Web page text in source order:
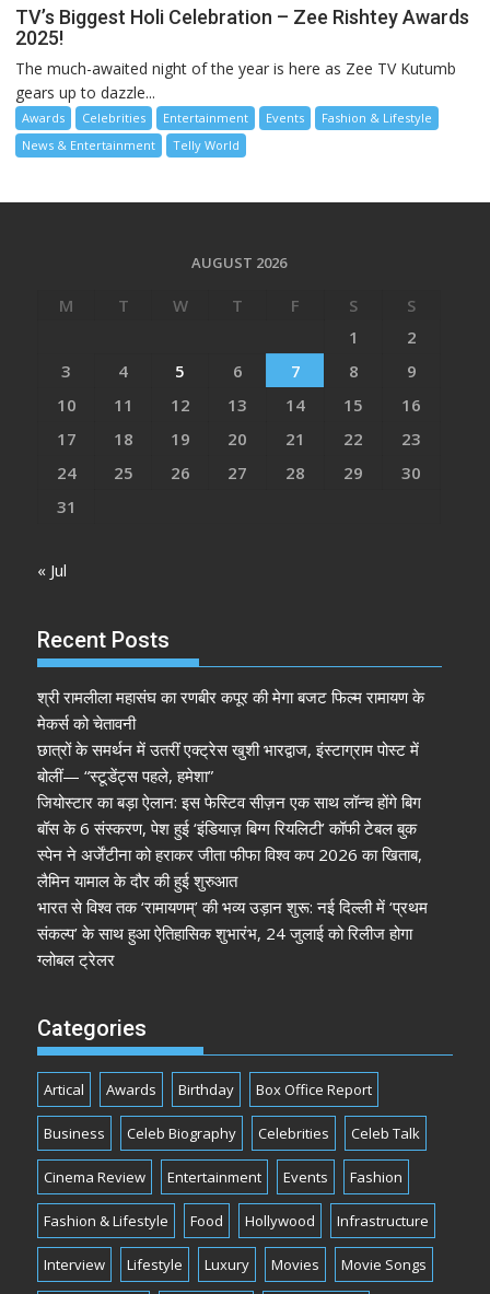
TV’s Biggest Holi Celebration – Zee Rishtey Awards
2025!
The much-awaited night of the year is here as Zee TV Kutumb
gears up to dazzle...
Awards Celebrities Entertainment Events
Fashion & Lifestyle
News & Entertainment
Telly World
AUGUST 2026
M T W T F S
S
1
2
3
4 5 6 7 8
9
10
11 12 13 14 15
16
17
18 19 20 21 22
23
24
25 26 27 28 29
30
31
« Jul
Recent Posts
श्री रामलीला महासंघ का रणबीर कपूर की मेगा बजट फिल्म रामायण के
मेकर्स को चेतावनी
छात्रों के समर्थन में उतरीं एक्ट्रेस खुशी भारद्वाज, इंस्टाग्राम पोस्ट में
बोलीं— “स्टूडेंट्स पहले, हमेशा”
जियोस्टार का बड़ा ऐलान: इस फेस्टिव सीज़न एक साथ लॉन्च होंगे बिग
बॉस के 6 संस्करण, पेश हुई ‘इंडियाज़ बिग्ग रियलिटी’ कॉफी टेबल बुक
स्पेन ने अर्जेंटीना को हराकर जीता फीफा विश्व कप 2026 का खिताब,
लैमिन यामाल के दौर की हुई शुरुआत
भारत से विश्व तक ‘रामायणम्’ की भव्य उड़ान शुरू: नई दिल्ली में ‘प्रथम
संकल्प’ के साथ हुआ ऐतिहासिक शुभारंभ, 24 जुलाई को रिलीज होगा
ग्लोबल ट्रेलर
Categories
Artical Awards Birthday Box Office Report
Business Celeb Biography Celebrities Celeb Talk
Cinema Review Entertainment Events Fashion
Fashion & Lifestyle Food Hollywood Infrastructure
Interview Lifestyle Luxury Movies Movie Songs